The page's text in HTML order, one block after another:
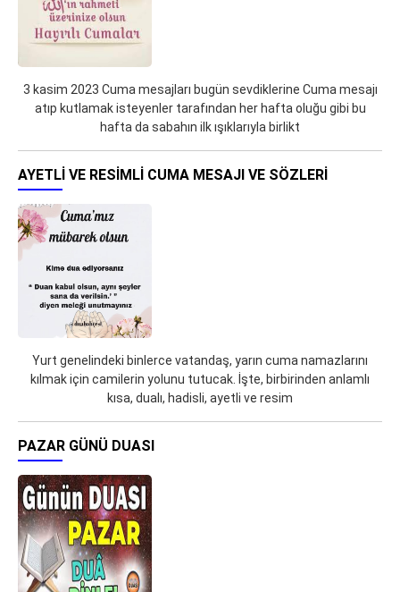
3 kasim 2023 Cuma mesajları bugün sevdiklerine Cuma mesajı
atıp kutlamak isteyenler tarafından her hafta oluğu gibi bu
hafta da sabahın ilk ışıklarıyla birlikt
AYETLI VE RESIMLI CUMA MESAJI VE SÖZLERI
Yurt genelindeki binlerce vatandaş, yarın cuma namazlarını
kılmak için camilerin yolunu tutucak. İşte, birbirinden anlamlı
kısa, dualı, hadisli, ayetli ve resim
PAZAR GÜNÜ DUASI